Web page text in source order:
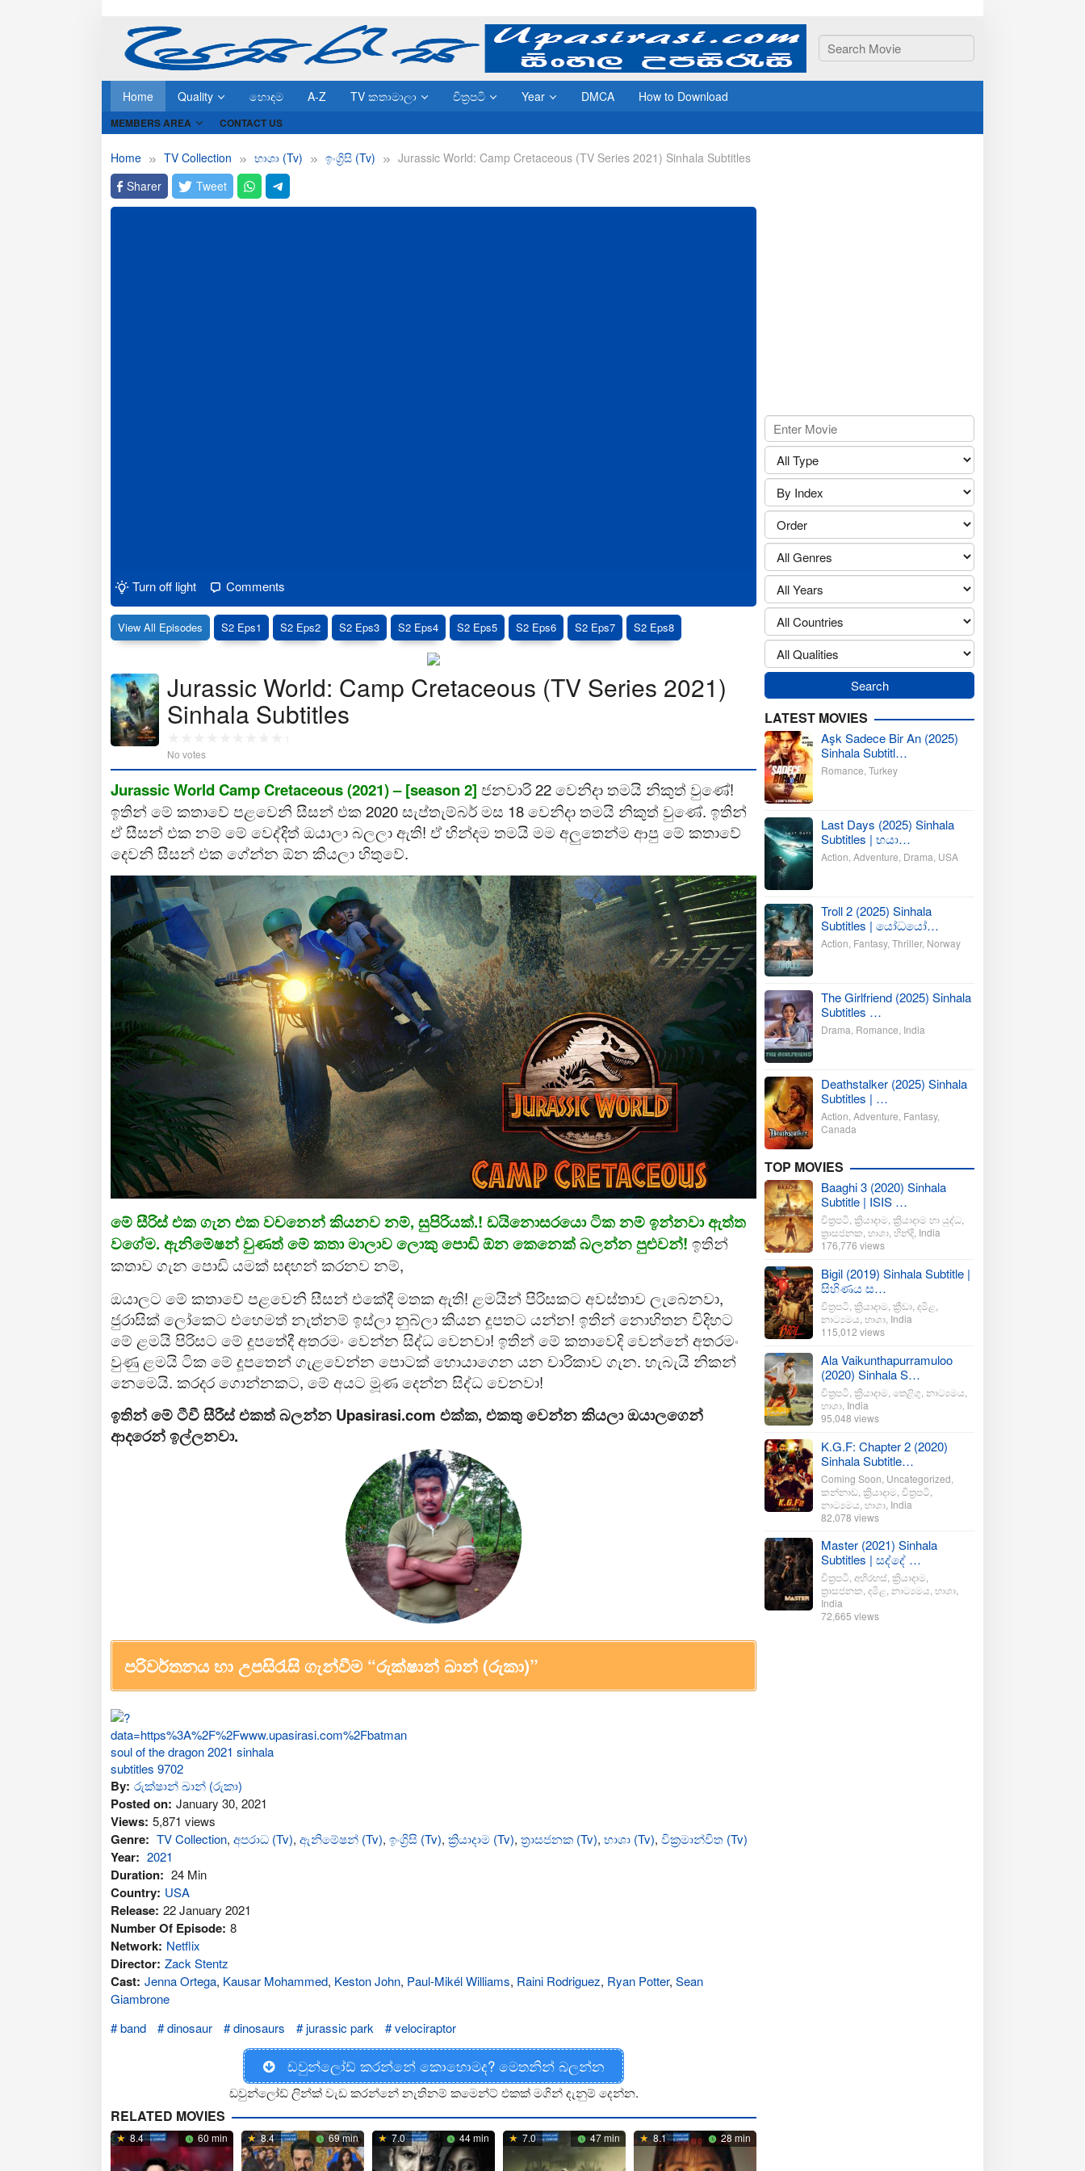
Home Quality හොඳම A-Z TV කතාමාලා චිත්‍රපටි Year DMCA How to Download
MEMBERS AREA CONTACT US
Home TV Collection භාශා (Tv) ඉංග්‍රිසි (Tv)
Jurassic World: Camp Cretaceous (TV Series 2021) Sinhala Subtitles
Sharer
Tweet
Turn off light Comments
View All Episodes S2 Eps1 S2 Eps2 S2 Eps3 S2 Eps4 S2 Eps5 S2 Eps6 S2 Eps7 S2 Eps8
Jurassic World: Camp Cretaceous (TV Series 2021)
Sinhala Subtitles
No votes
Jurassic World Camp Cretaceous (2021) – [season 2] ජනවාරි 22 වෙනිදා තමයි නිකුත් වුණේ!
ඉතින් මේ කතාවේ පළවෙනි සීසන් එක 2020 සැප්තැම්බර් මස 18 වෙනිදා තමයි නිකුත් වුණේ. ඉතින්
ඒ සීසන් එක නම් මේ වෙද්දිත් ඔයාලා බලලා ඇති! ඒ හින්දම තමයි මම අලුතෙන්ම ආපු මේ කතාවේ
දෙවනි සීසන් එක ගේන්න ඕන කියලා හිතුවේ.
මේ සීරිස් එක ගැන එක වචනෙන් කියනව නම්, සුපිරියක්.! ඩයිනොසරයො ටික නම් ඉන්නවා ඇත්ත
වගේම. ඇනිමේෂන් වුණත් මේ කතා මාලාව ලොකු පොඩි ඕන කෙනෙක් බලන්න පුළුවන්! ඉතින්
කතාව ගැන පොඩි යමක් සඳහන් කරනව නම්,
ඔයාලට මේ කතාවේ පළවෙනි සීසන් එකේදී මතක ඇති! ළමයින් පිරිසකට අවස්තාව ලැබෙනවා,
ජුරාසික් ලෝකෙට එහෙමත් නැත්නම් ඉස්ලා නුබ්ලා කියන දූපතට යන්න! ඉතින් නොහිතන විදිහට
මේ ළමයි පිරිසට මේ දූපතේදී අතරමං වෙන්න සිද්ධ වෙනවා! ඉතින් මේ කතාවෙදි වෙන්නේ අතරමං
වුණු ළමයි ටික මේ දූපතෙන් ගැළවෙන්න පොටක් හොයාගෙන යන චාරිකාව ගැන. හැබැයි නිකන්
නෙමෙයි. කරදර ගොන්නකට, මේ අයට මූණ දෙන්න සිද්ධ වෙනවා!
ඉතින් මේ ටීවී සීරීස් එකත් බලන්න Upasirasi.com එක්ක, එකතු වෙන්න කියලා ඔයාලගෙන්
ආදරෙන් ඉල්ලනවා.
පරිවර්තනය හා උපසිරැසි ගැන්වීම “රුක්ෂාන් ඛාන් (රුකා)”
By: රුක්ෂාන් ඛාන් (රුකා)
Posted on: January 30, 2021
Views: 5,871 views
Genre: TV Collection, අප‍රාධ (Tv), ඇනිමේෂන් (Tv), ඉංග්‍රිසි (Tv), ක්‍රියාදාම (Tv), ත්‍රාසජනක (Tv), භාශා (Tv), වික්‍රමාන්විත (Tv)
Year: 2021
Duration: 24 Min
Country: USA
Release: 22 January 2021
Number Of Episode: 8
Network: Netflix
Director: Zack Stentz
Cast: Jenna Ortega, Kausar Mohammed, Keston John, Paul-Mikél Williams, Raini Rodriguez, Ryan Potter, Sean
Giambrone
band
dinosaur dinosaurs jurassic park velociraptor
ඩවුන්ලෝඩ් කරන්නේ කොහොමද? මෙතනින් බලන්න
ඩවුන්ලෝඩ් ලින්ක් වැඩ කරන්නේ නැතිනම් කමෙන්ට් එකක් මගින් දැනුම් දෙන්න.
RELATED MOVIES
8.4 60 min 8.4 69 min 7.0 44 min 7.0 47 min 8.1 28 min
LATEST MOVIES
Aşk Sadece Bir An (2025)
Sinhala Subtitl…
Romance Turkey
Last Days (2025) Sinhala
Subtitles | භයා…
Action Adventure Drama USA
Troll 2 (2025) Sinhala
Subtitles | යෝධයෝ…
Action Fantasy, Thriller, Norway
The Girlfriend (2025) Sinhala
Subtitles …
Drama Romance India
Deathstalker (2025) Sinhala
Subtitles | …
Action Adventure Fantasy,
Canada
TOP MOVIES
Baaghi 3 (2020) Sinhala
Subtitle | ISIS …
චිත්‍රපටි ක්‍රියාදාම ක්‍රියාදාම හා යුද්ධ
ත්‍රාසජනක භාශා හින්දි India
176,776 views
Bigil (2019) Sinhala Subtitle |
සිහිණය ස…
චිත්‍රපටි ක්‍රියාදාම ක්‍රීඩා දමිළ
නාට්‍යමය භාශා India
115,012 views
Ala Vaikunthapurramuloo
(2020) Sinhala S…
චිත්‍රපටි ක්‍රියාදාම තෙළිගු නාට්‍යමය
භාශා India
95,048 views
K.G.F: Chapter 2 (2020)
Sinhala Subtitle…
Coming Soon Uncategorized
කන්නාඩ ක්‍රියාදාම චිත්‍රපටි
නාට්‍යමය භාශා India
82,078 views
Master (2021) Sinhala
Subtitles | සද්දේ …
චිත්‍රපටි අභිරහස් ක්‍රියාදාම
ත්‍රාසජනක දමිළ නාට්‍යමය භාශා
India
72,665 views